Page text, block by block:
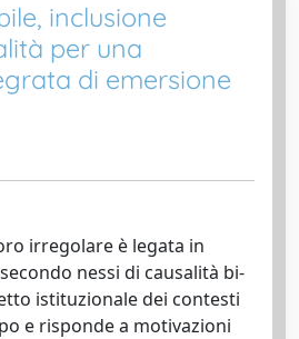
inclusione
per una
di emersione
irregolare è legata in
nessi di causalità bi-
istituzionale dei contesti
e risponde a motivazioni